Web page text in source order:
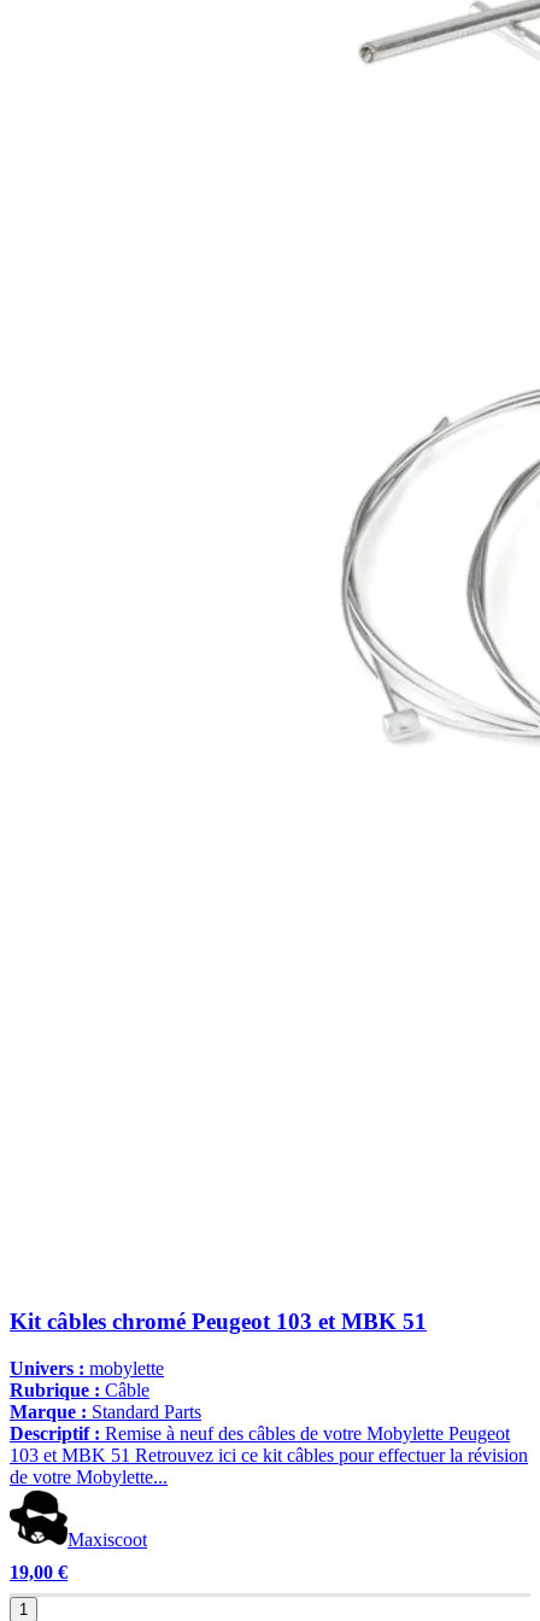
Kit câbles chromé Peugeot 103 et MBK 51
Univers : mobylette
Rubrique : Câble
Marque : Standard Parts
Descriptif : Remise à neuf des câbles de votre Mobylette Peugeot
103 et MBK 51 Retrouvez ici ce kit câbles pour effectuer la révision
de votre Mobylette...
Maxiscoot
19,00 €
1